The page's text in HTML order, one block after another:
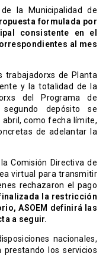
la Municipalidad de
formulada por
consistente en el
al mes
trabajadorxs de Planta
y la totalidad de la
del Programa de
segundo depósito se
como fecha límite,
de adelantar la
Comisión Directiva de
virtual para transmitir
rechazaron el pago
la restricción
ASOEM definirá las
a seguir.
nacionales,
prestando los servicios